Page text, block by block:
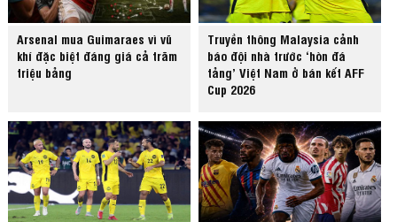
Arsenal mua Guimaraes vì vũ
khí đặc biệt đáng giá cả trăm
triệu bảng
Truyền thông Malaysia cảnh
báo đội nhà trước ‘hòn đá
tảng’ Việt Nam ở bán kết AFF
Cup 2026